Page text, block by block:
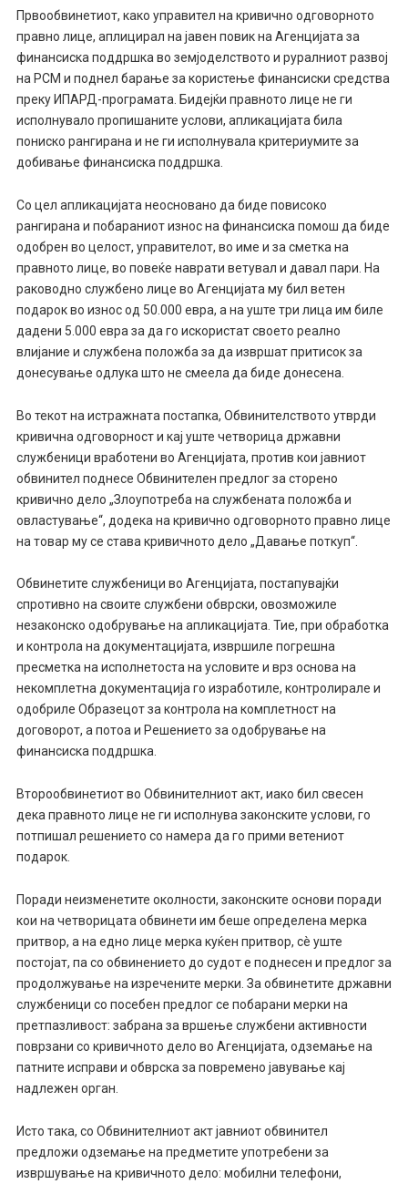
Првообвинетиот, како управител на кривично одговорното
правно лице, аплицирал на јавен повик на Агенцијата за
финансиска поддршка во земјоделството и руралниот развој
на РСМ и поднел барање за користење финансиски средства
преку ИПАРД-програмата. Бидејќи правното лице не ги
исполнувало пропишаните услови, апликацијата била
пониско рангирана и не ги исполнувала критериумите за
добивање финансиска поддршка.
Со цел апликацијата неосновано да биде повисоко
рангирана и побараниот износ на финансиска помош да биде
одобрен во целост, управителот, во име и за сметка на
правното лице, во повеќе наврати ветувал и давал пари. На
раководно службено лице во Агенцијата му бил ветен
подарок во износ од 50.000 евра, а на уште три лица им биле
дадени 5.000 евра за да го искористат своето реално
влијание и службена положба за да извршат притисок за
донесување одлука што не смеела да биде донесена.
Во текот на истражната постапка, Обвинителството утврди
кривична одговорност и кај уште четворица државни
службеници вработени во Агенцијата, против кои јавниот
обвинител поднесе Обвинителен предлог за сторено
кривично дело „Злоупотреба на службената положба и
овластување“, додека на кривично одговорното правно лице
на товар му се става кривичното дело „Давање поткуп“.
Обвинетите службеници во Агенцијата, постапувајќи
спротивно на своите службени обврски, овозможиле
незаконско одобрување на апликацијата. Тие, при обработка
и контрола на документацијата, извршиле погрешна
пресметка на исполнетоста на условите и врз основа на
некомплетна документација го изработиле, контролирале и
одобриле Образецот за контрола на комплетност на
договорот, а потоа и Решението за одобрување на
финансиска поддршка.
Второобвинетиот во Обвинителниот акт, иако бил свесен
дека правното лице не ги исполнува законските услови, го
потпишал решението со намера да го прими ветениот
подарок.
Поради неизменетите околности, законските основи поради
кои на четворицата обвинети им беше определена мерка
притвор, а на едно лице мерка куќен притвор, сè уште
постојат, па со обвинението до судот е поднесен и предлог за
продолжување на изречените мерки. За обвинетите државни
службеници со посебен предлог се побарани мерки на
претпазливост: забрана за вршење службени активности
поврзани со кривичното дело во Агенцијата, одземање на
патните исправи и обврска за повремено јавување кај
надлежен орган.
Исто така, со Обвинителниот акт јавниот обвинител
предложи одземање на предметите употребени за
извршување на кривичното дело: мобилни телефони,